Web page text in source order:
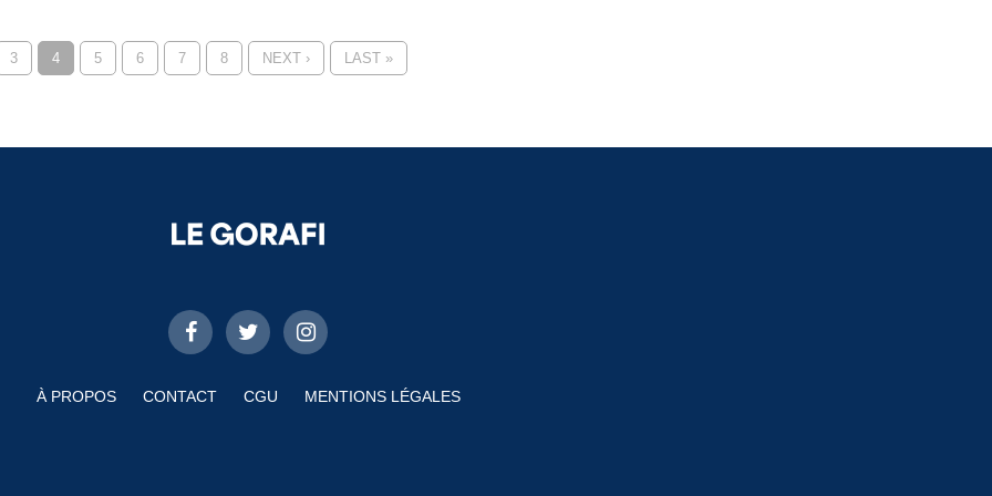
3 4 5 6 7 8 NEXT › LAST »
À PROPOS CONTACT CGU MENTIONS LÉGALES